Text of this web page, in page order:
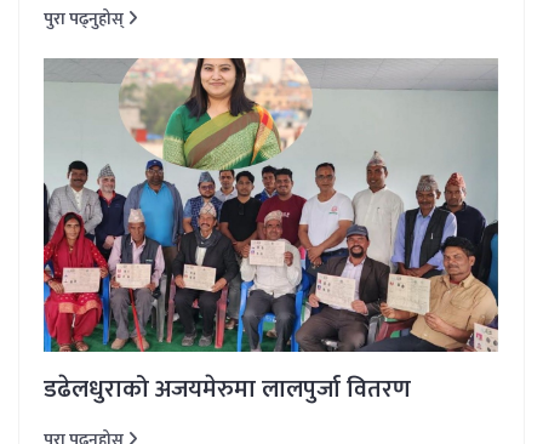
पुरा पढ्नुहोस्
डढेलधुराको अजयमेरुमा लालपुर्जा वितरण